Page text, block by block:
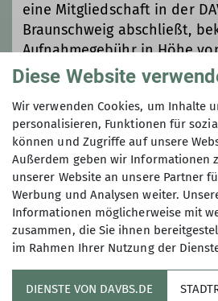
eine Mitgliedschaft in der
Braunschweig abschließt,
Aufnahmegebühr in Höhe
Maximale Teilnehmeranzahl
6
Sektion
Diese Website
Wir verwenden Cookies, um Inhalte
personalisieren, Funktionen für
können und Zugriffe auf unsere
Außerdem geben wir Informationen
unserer Website an unsere Partner
Werbung und Analysen weiter.
Informationen möglicherweise mit
zusammen, die Sie ihnen
im Rahmen Ihrer Nutzung der
DIENSTE VON DAVBS.DE